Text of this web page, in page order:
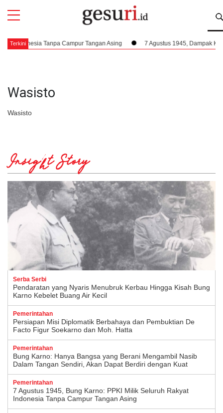
TerkiniTanpa Campur Tangan Asing 7 Agustus 1945, Dampak Krusial
Wasisto
Wasisto
All
Insight Story
Serba Serbi
Pendaratan yang Nyaris Menubruk Kerbau Hingga Kisah Bung
Karno Kebelet Buang Air Kecil
Pemerintahan
Persiapan Misi Diplomatik Berbahaya dan Pembuktian De
Facto Figur Soekarno dan Moh. Hatta
Pemerintahan
Bung Karno: Hanya Bangsa yang Berani Mengambil Nasib
Dalam Tangan Sendiri, Akan Dapat Berdiri dengan Kuat
Pemerintahan
7 Agustus 1945, Bung Karno: PPKI Milik Seluruh Rakyat
Indonesia Tanpa Campur Tangan Asing